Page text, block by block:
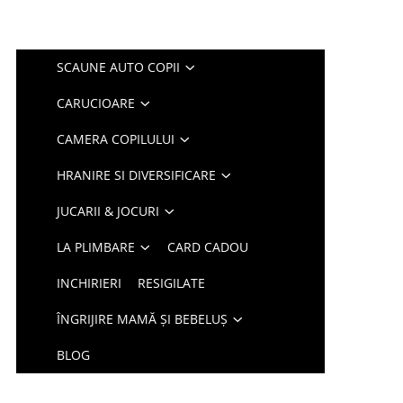
SCAUNE AUTO COPII
CARUCIOARE
CAMERA COPILULUI
HRANIRE SI DIVERSIFICARE
JUCARII & JOCURI
LA PLIMBARE CARD CADOU
INCHIRIERI RESIGILATE
ÎNGRIJIRE MAMĂ ȘI BEBELUȘ
BLOG